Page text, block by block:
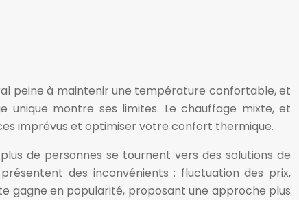
peine à maintenir une température confortable, et
unique montre ses limites. Le chauffage mixte, et
imprévus et optimiser votre confort thermique.
de personnes se tournent vers des solutions de
des inconvénients : fluctuation des prix,
gagne en popularité, proposant une approche plus